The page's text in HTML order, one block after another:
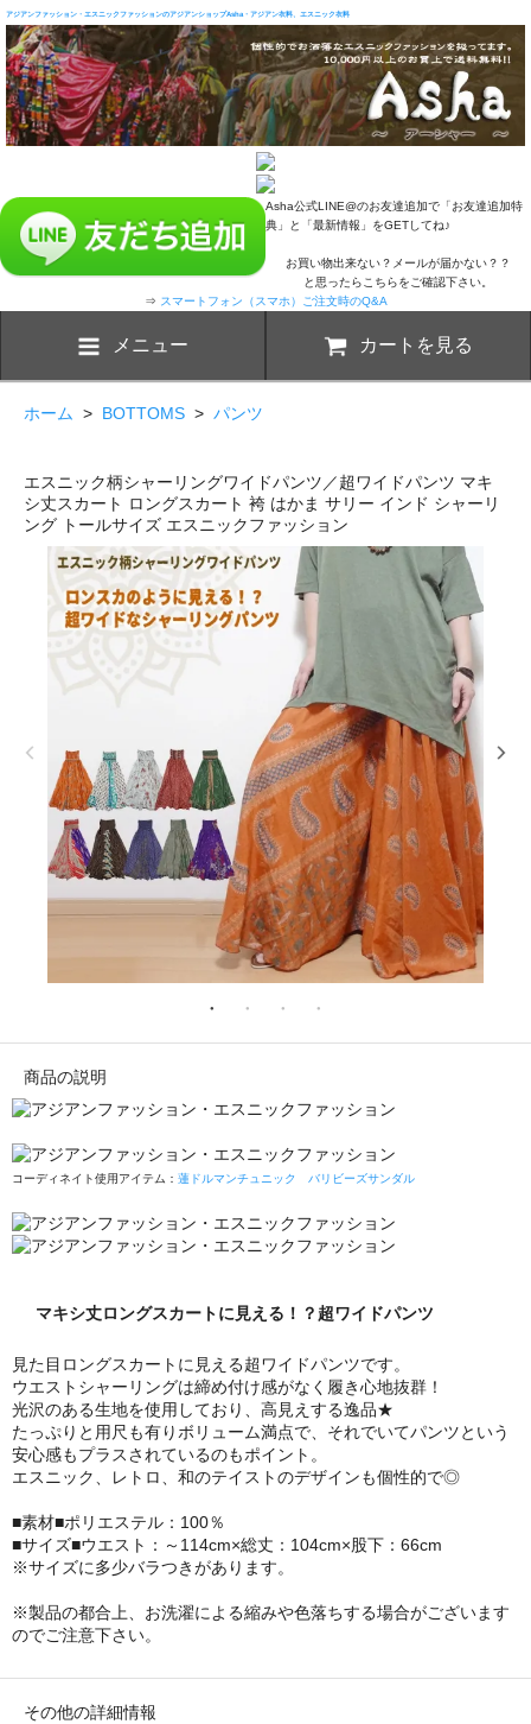
アジアンファッション・エスニックファッションのアジアンショップAsha・アジアン衣料、エスニック衣料
Asha公式LINE@のお友達追加で「お友達追加特
典」と「最新情報」をGETしてね♪
お買い物出来ない？メールが届かない？？
と思ったらこちらをご確認下さい。
⇒ スマートフォン（スマホ）ご注文時のQ&A
メニュー カートを見る
ホーム > BOTTOMS > パンツ
エスニック柄シャーリングワイドパンツ／超ワイドパンツ マキ
シ丈スカート ロングスカート 袴 はかま サリー インド シャーリ
ング トールサイズ エスニックファッション
商品の説明
コーディネイト使用アイテム： 蓮ドルマンチュニック バリビーズサンダル
マキシ丈ロングスカートに見える！？超ワイドパンツ
見た目ロングスカートに見える超ワイドパンツです。
ウエストシャーリングは締め付け感がなく履き心地抜群！
光沢のある生地を使用しており、高見えする逸品★
たっぷりと用尺も有りボリューム満点で、それでいてパンツという
安心感もプラスされているのもポイント。
エスニック、レトロ、和のテイストのデザインも個性的で◎
■素材■ポリエステル：100％
■サイズ■ウエスト：～114cm×総丈：104cm×股下：66cm
※サイズに多少バラつきがあります。
※製品の都合上、お洗濯による縮みや色落ちする場合がございます
のでご注意下さい。
その他の詳細情報